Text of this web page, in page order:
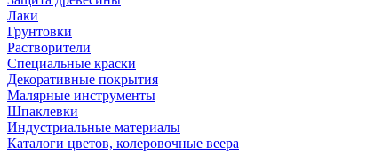
Лаки
Грунтовки
Растворители
Специальные краски
Декоративные покрытия
Малярные инструменты
Шпаклевки
Индустриальные материалы
Каталоги цветов, колеровочные веера